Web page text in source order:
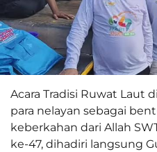
Acara Tradisi Ruwat Laut
para nelayan sebagai
keberkahan dari Allah
ke-47, dihadiri langsung